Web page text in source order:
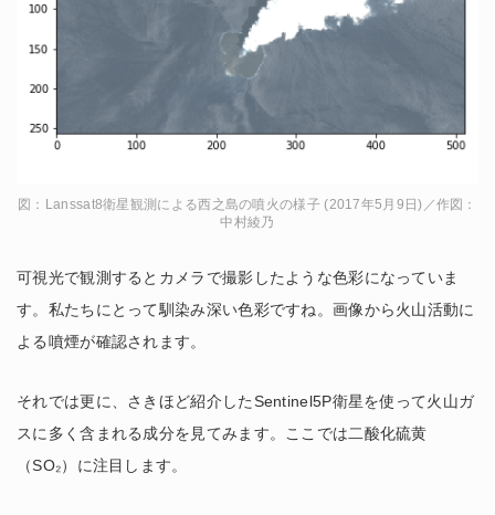
図：Lanssat8衛星観測による西之島の噴火の様子 (2017年5月9日)／作図：
中村綾乃
可視光で観測するとカメラで撮影したような色彩になっていま
す。私たちにとって馴染み深い色彩ですね。画像から火山活動に
よる噴煙が確認されます。
それでは更に、さきほど紹介したSentinel5P衛星を使って火山ガ
スに多く含まれる成分を見てみます。ここでは二酸化硫黄
（SO₂）に注目します。